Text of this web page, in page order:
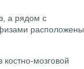
а рядом с
расположены
мозговой